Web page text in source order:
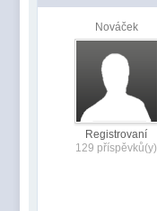
Nováček
Registrovaní
129 příspěvků(y)